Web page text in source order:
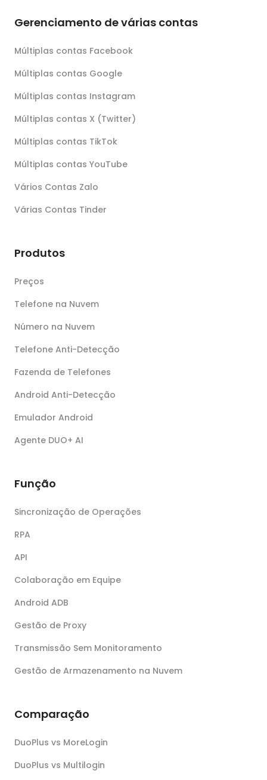
Gerenciamento de várias contas
Múltiplas contas Facebook
Múltiplas contas Google
Múltiplas contas Instagram
Múltiplas contas X (Twitter)
Múltiplas contas TikTok
Múltiplas contas YouTube
Vários Contas Zalo
Várias Contas Tinder
Produtos
Preços
Telefone na Nuvem
Número na Nuvem
Telefone Anti-Detecção
Fazenda de Telefones
Android Anti-Detecção
Emulador Android
Agente DUO+ AI
Função
Sincronização de Operações
RPA
API
Colaboração em Equipe
Android ADB
Gestão de Proxy
Transmissão Sem Monitoramento
Gestão de Armazenamento na Nuvem
Comparação
DuoPlus vs MoreLogin
DuoPlus vs Multilogin